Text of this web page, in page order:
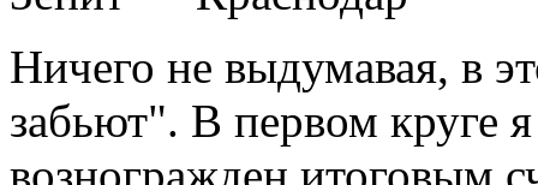
Ничего не выдумавая, в
забьют". В первом круге
возногражден итоговым